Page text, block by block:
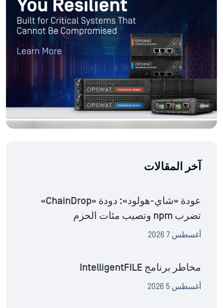
آخر المقالات
عودة «شاي-هولود»: دودة «ChainDrop»
تضرب npm وتصيب مئات الحزم
أغسطس 7 2026
مخاطر برنامج IntelligentFILE
أغسطس 5 2026